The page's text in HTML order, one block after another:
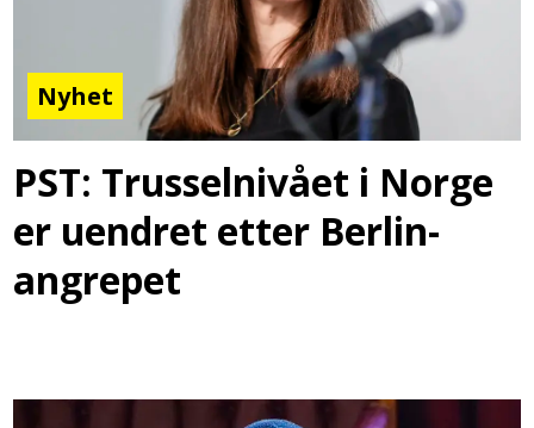
Nyhet
PST: Trusselnivået i Norge
er uendret etter Berlin-
angrepet